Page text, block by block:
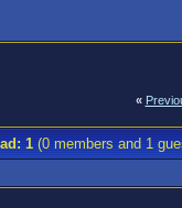
«
1(0 members and 1